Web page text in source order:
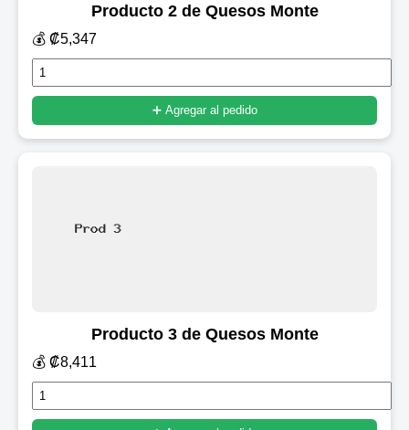
Producto 2 de Quesos Monte
💰 ₡5,347
➕ Agregar al pedido
Producto 3 de Quesos Monte
💰 ₡8,411